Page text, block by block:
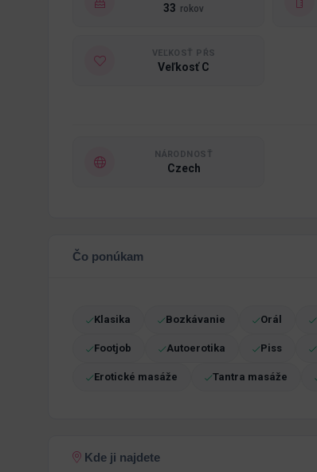
33 rokov
VEĽKOSŤ PŔS
Veľkosť C
NÁRODNOSŤ
Czech
Čo ponúkam
Klasika Bozkávanie Orál
Footjob Autoerotika Piss
Erotické masáže Tantra masáže
Kde ji najdete